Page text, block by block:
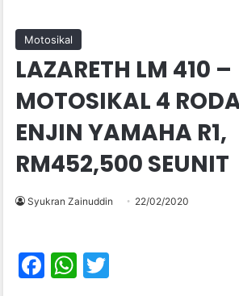
Motosikal
LAZARETH LM 410 –
MOTOSIKAL 4
ENJIN YAMAHA R1,
RM452,500 SEUNIT
Syukran Zainuddin 22/02/2020
F
W